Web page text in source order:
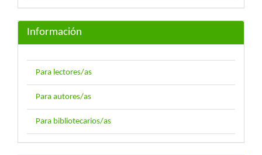
Información
Para lectores/as
Para autores/as
Para bibliotecarios/as